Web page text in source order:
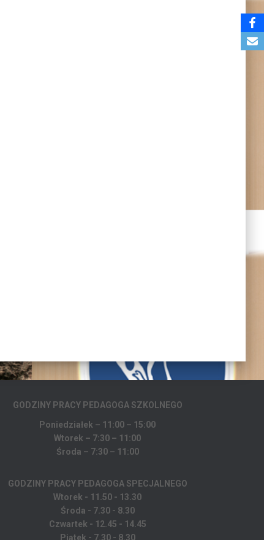
GODZINY PRACY PEDAGOGA SZKOLNEGO
Poniedziałek – 11:00 – 15:00
Wtorek – 7:30 – 11:00
Środa – 7:30 – 11:00
GODZINY PRACY PEDAGOGA SPECJALNEGO
Wtorek - 11.50 - 13.30
Środa - 7.30 - 8.30
Czwartek - 12.45 - 14.45
Piątek - 7.30 - 8.30